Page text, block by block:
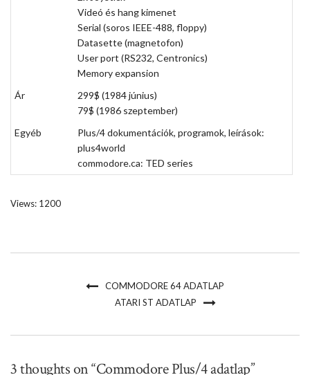
Videó és hang kimenet
Serial (soros IEEE-488, floppy)
Datasette (magnetofon)
User port (RS232, Centronics)
Memory expansion
Ár
299$ (1984 június)
79$ (1986 szeptember)
Egyéb
Plus/4 dokumentációk, programok, leírások:
plus4world
commodore.ca: TED series
Views: 1200
COMMODORE 64 ADATLAP
ATARI ST ADATLAP
3 thoughts on “Commodore Plus/4 adatlap”